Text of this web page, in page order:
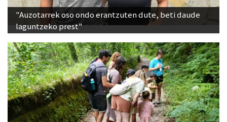
"Auzotarrek oso ondo erantzuten dute, beti daude
laguntzeko prest"